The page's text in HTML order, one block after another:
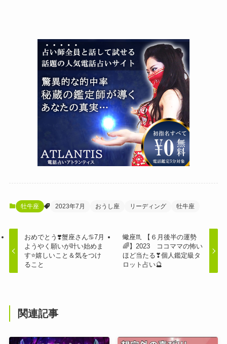
牡牛座 2023年7月 おうし座 リーディング 牡牛座
おめでとう❣️蟹座さん♋️7月
ようやく願いが叶い始めま
す⭐️嬉しいこと＆気をつけ
ること
蠍座♏️ 【６月後半の運勢
🌈】2023 ココママの怖い
ほど当たる❣個人鑑定級タ
ロット占い🔮
関連記事